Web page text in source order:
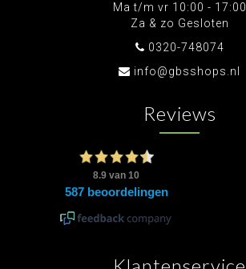
Ma t/m vr 10:00 - 17:00
Za & zo Gesloten
0320-748074
info@gbsshops.nl
Reviews